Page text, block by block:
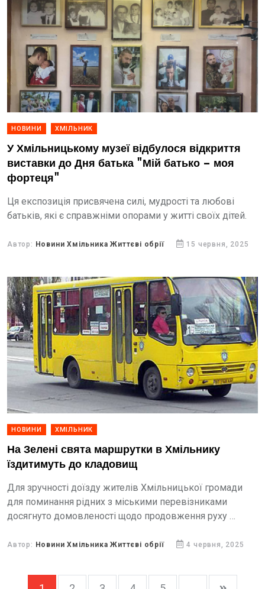
НОВИНИ ХМІЛЬНИК
У Хмільницькому музеї відбулося відкриття
виставки до Дня батька "Мій батько – моя
фортеця"
Ця експозиція присвячена силі, мудрості та любові
батьків, які є справжніми опорами у житті своїх дітей.
Автор: Новини Хмільника Життєві обрії 15 червня, 2025
НОВИНИ ХМІЛЬНИК
На Зелені свята маршрутки в Хмільнику
їздитимуть до кладовищ
Для зручності доїзду жителів Хмільницької громади
для поминання рідних з міськими перевізниками
досягнуто домовленості щодо продовження руху
Автор: Новини Хмільника Життєві обрії 4 червня, 2025